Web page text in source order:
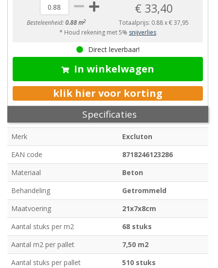
Besteleenheid:0.88 m2
€ 33,40
Totaalprijs: 0.88x€ 37,95
* Houd rekening met 5% snijverlies
Direct leverbaar!
In winkelwagen
klik hier voor korting
Specificaties
Merk
Excluton
EAN code
8718246123286
Materiaal
Beton
Behandeling
Getrommeld
Maatvoering
21x7x8cm
Aantal stuks per m2
68 stuks
Aantal m2 per pallet
7,50 m2
Aantal stuks per pallet
510 stuks